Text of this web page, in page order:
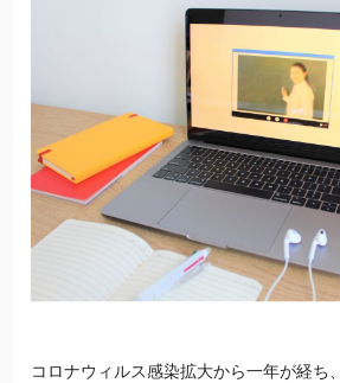
コロナウィルス感染拡大から一年が経ち